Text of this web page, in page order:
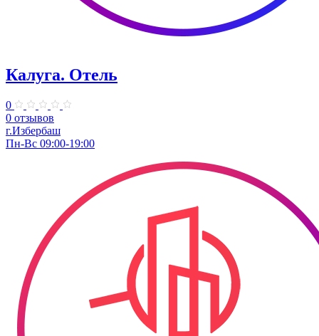
Калуга. Отель
0
0 отзывов
г.Избербаш
Пн-Вс 09:00-19:00